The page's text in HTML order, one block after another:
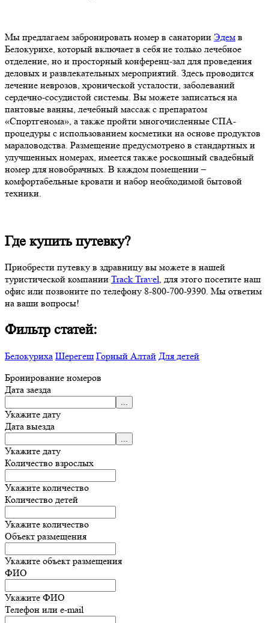
Мы предлагаем забронировать номер в санатории Эдем в
Белокурихе, который включает в себя не только лечебное
отделение, но и просторный конференц-зал для проведения
деловых и развлекательных мероприятий. Здесь проводится
лечение неврозов, хронической усталости, заболеваний
сердечно-сосудистой системы. Вы можете записаться на
пантовые ванны, лечебный массаж с препаратом
«Спортгенома», а также пройти многочисленные СПА-
процедуры с использованием косметики на основе продуктов
мараловодства. Размещение предусмотрено в стандартных и
улучшенных номерах, имеется также роскошный свадебный
номер для новобрачных. В каждом помещении –
комфортабельные кровати и набор необходимой бытовой
техники.
Где купить путевку?
Приобрести путевку в здравницу вы можете в нашей
туристической компании Track Travel, для этого посетите наш
офис или позвоните по телефону 8-800-700-9390. Мы ответим
на ваши вопросы!
Фильтр статей:
Белокуриха Шерегеш Горный Алтай Для детей
Бронирование номеров
Дата заезда
Укажите дату
Дата выезда
Укажите дату
Количество взрослых
Укажите количество
Количество детей
Укажите количество
Объект размещения
Укажите объект размещения
ФИО
Укажите ФИО
Телефон или e-mail